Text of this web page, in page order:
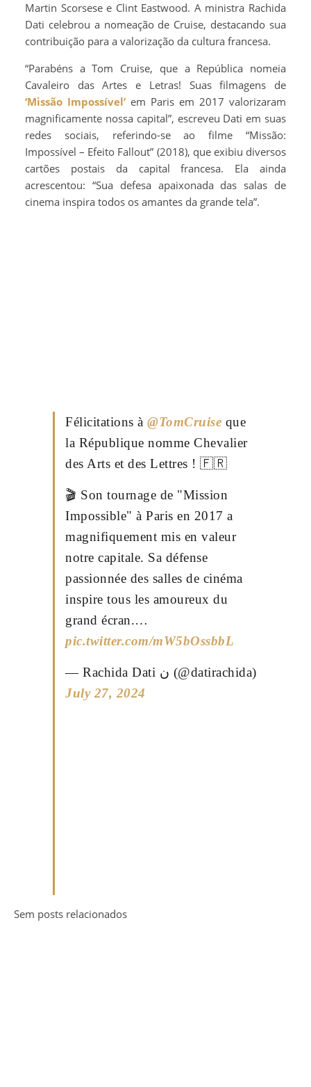
Martin Scorsese e Clint Eastwood. A ministra Rachida
Dati celebrou a nomeação de Cruise, destacando sua
contribuição para a valorização da cultura francesa.
“Parabéns a Tom Cruise, que a República nomeia
Cavaleiro das Artes e Letras! Suas filmagens de
‘Missão Impossível’ em Paris em 2017 valorizaram
magnificamente nossa capital”, escreveu Dati em suas
redes sociais, referindo-se ao filme “Missão:
Impossível – Efeito Fallout” (2018), que exibiu diversos
cartões postais da capital francesa. Ela ainda
acrescentou: “Sua defesa apaixonada das salas de
cinema inspira todos os amantes da grande tela”.
Félicitations à @TomCruise que
la République nomme Chevalier
des Arts et des Lettres ! 🇫🇷
🎬 Son tournage de "Mission
Impossible" à Paris en 2017 a
magnifiquement mis en valeur
notre capitale. Sa défense
passionnée des salles de cinéma
inspire tous les amoureux du
grand écran.…
pic.twitter.com/mW5bOssbbL
— Rachida Dati ن (@datirachida)
July 27, 2024
Sem posts relacionados